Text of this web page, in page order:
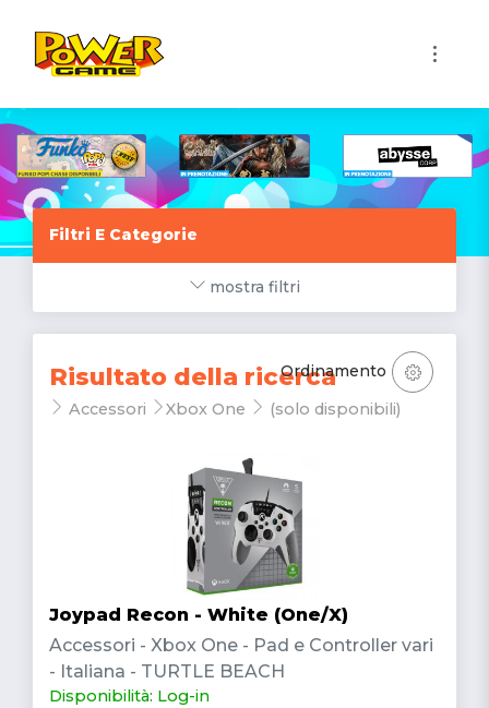
Filtri E Categorie
mostra filtri
Risultato della ricerca
Accessori Xbox One (solo disponibili)
Ordinamento
Joypad Recon - White (One/X)
Accessori - Xbox One - Pad e Controller vari
- Italiana - TURTLE BEACH
Disponibilità: Log-in